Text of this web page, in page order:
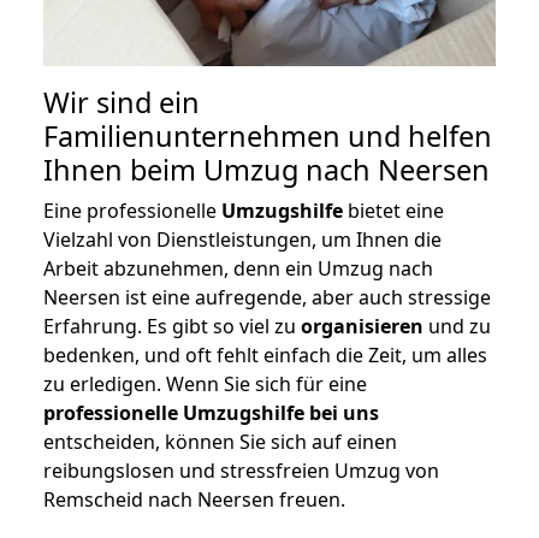
Wir sind ein
Familienunternehmen und helfen
Ihnen beim Umzug nach Neersen
Eine professionelle Umzugshilfe bietet eine
Vielzahl von Dienstleistungen, um Ihnen die
Arbeit abzunehmen, denn ein Umzug nach
Neersen ist eine aufregende, aber auch stressige
Erfahrung. Es gibt so viel zu organisieren und zu
bedenken, und oft fehlt einfach die Zeit, um alles
zu erledigen. Wenn Sie sich für eine
professionelle Umzugshilfe bei uns
entscheiden, können Sie sich auf einen
reibungslosen und stressfreien Umzug von
Remscheid nach Neersen freuen.